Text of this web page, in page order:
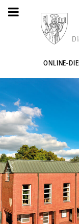
ONLINE-